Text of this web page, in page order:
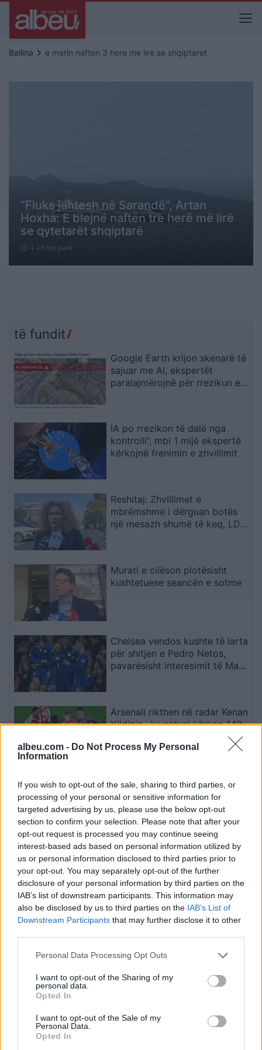
albeu.com - Do Not Process My Personal
Information
If you wish to opt-out of the sale, sharing to third parties, or
processing of your personal or sensitive information for
targeted advertising by us, please use the below opt-out
section to confirm your selection. Please note that after your
opt-out request is processed you may continue seeing
interest-based ads based on personal information utilized by
us or personal information disclosed to third parties prior to
your opt-out. You may separately opt-out of the further
disclosure of your personal information by third parties on the
IAB’s list of downstream participants. This information may
also be disclosed by us to third parties on the IAB’s List of
Downstream Participants that may further disclose it to other
Personal Data Processing Opt Outs
I want to opt-out of the Sharing of my
personal data.
Opted In
I want to opt-out of the Sale of my
Personal Data.
Opted In
Ballina keyboard_arrow_right e marin naften 3 here me lire se shqiptaret
“Fluks jahtesh në Sarandë”, Artan
Hoxha: E blejnë naftën tre herë më lirë
se qytetarët shqiptarë
schedule 4 vit me parë
të fundit
Google Earth krijon skenarë të
sajuar me AI, ekspertët
paralajmërojnë për rrezikun e
IA po rrezikon të dalë nga
kontrolli”, mbi 1 mijë ekspertë
kërkojnë frenimin e zhvillimit
Reshitaj: Zhvillimet e
mbrëmshme i dërguan botës
një mesazh shumë të keq, LDK-
Murati e cilëson plotësisht
kushtetuese seancën e sotme
Chelsea vendos kushte të larta
për shitjen e Pedro Netos,
pavarësisht interesimit të Man
Arsenali rikthen në radar Kenan
Yildizin, Juventusi kërkon 140
Sa është sasia ditore e
proteinave që i nevojitet
organizmit?